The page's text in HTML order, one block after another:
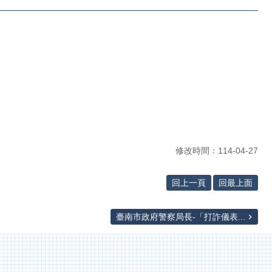
修改時間：114-04-27
回上一頁 回最上面
臺南市政府警察局長-「打詐儀表...